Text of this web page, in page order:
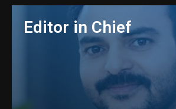
Editor in Chief